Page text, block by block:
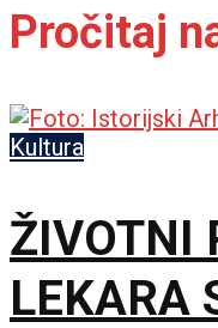
Pročitaj
Kultura
ŽIVOTNI
LEKARA